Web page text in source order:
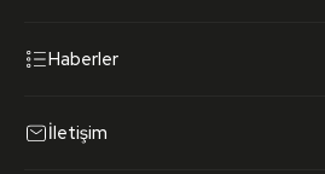
Haberler
İletişim